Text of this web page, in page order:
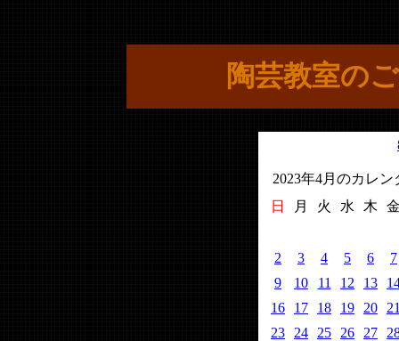
陶芸教室の
2023年4月のカレン
日
月 火 水 木
2 3 4 5 6
7
9
10 11 12 13
16
17 18 19 20
23
24 25 26 27